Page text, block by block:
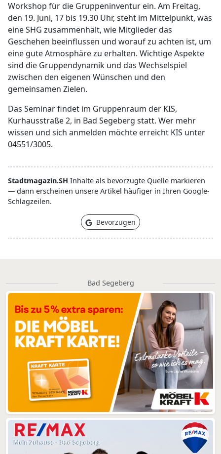
Workshop für die Gruppeninventur ein. Am Freitag,
den 19. Juni, 17 bis 19.30 Uhr, steht im Mittelpunkt, was
eine SHG zusammenhält, wie Mitglieder das
Geschehen beeinflussen und worauf zu achten ist, um
eine gute Atmosphäre zu erhalten. Wichtige Aspekte
sind die Gruppendynamik und das Wechselspiel
zwischen den eigenen Wünschen und den
gemeinsamen Zielen.
Das Seminar findet im Gruppenraum der KIS,
Kurhausstraße 2, in Bad Segeberg statt. Wer mehr
wissen und sich anmelden möchte erreicht KIS unter
04551/3005.
Stadtmagazin.SH Inhalte als bevorzugte Quelle markieren
— dann erscheinen unsere Artikel häufiger in Ihren Google-
Schlagzeilen.
Bevorzugen
Bad Segeberg